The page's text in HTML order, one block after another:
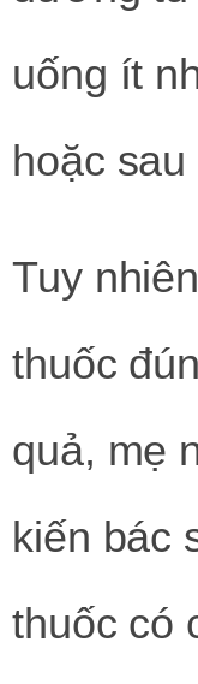
uống ít
hoặc
Tuy
thuốc
quả, mẹ
kiến bác
thuốc có